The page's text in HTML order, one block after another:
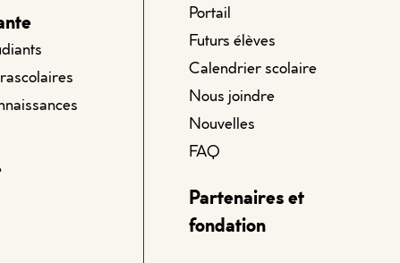
Portail
Futurs élèves
Calendrier scolaire
Nous joindre
Nouvelles
FAQ
Partenaires et
fondation